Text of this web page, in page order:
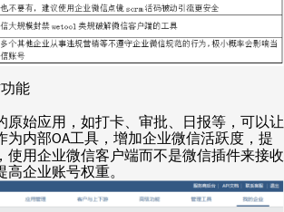
能
原始应用，如打卡、审批、日报等，可以让
为内部OA工具，增加企业微信活跃度，提
使用企业微信客户端而不是微信插件来接收
企业账号权重。